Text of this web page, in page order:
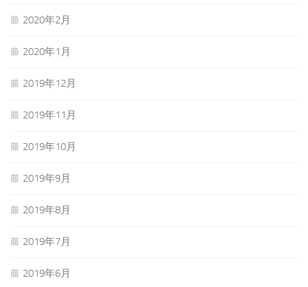
2020年2月
2020年1月
2019年12月
2019年11月
2019年10月
2019年9月
2019年8月
2019年7月
2019年6月